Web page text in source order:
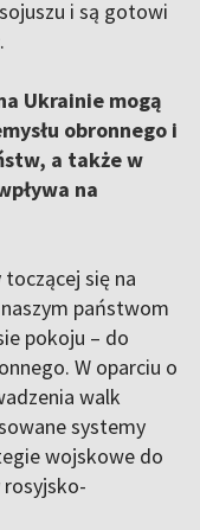
i są gotowi
Ukrainie mogą
obronnego i
a także w
na
się na
państwom
pokoju – do
W oparciu o
walk
systemy
wojskowe do